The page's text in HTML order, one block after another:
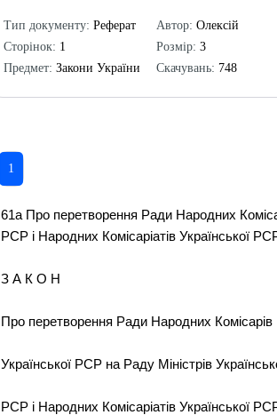
Тип документу: Реферат
Сторінок: 1
Предмет: Закони України
Автор: Олексій
Розмір: 3
Скачувань: 748
1
61а Про перетворення Ради Народних
РСР і Народних Комісаріатів Української
З А К О Н
Про перетворення Ради Народних Комісарів
Української РСР на Раду Міністрів
РСР і Народних Комісаріатів Української